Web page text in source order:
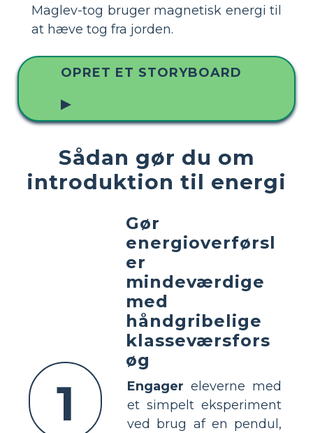
Maglev-tog bruger magnetisk energi til
at hæve tog fra jorden.
OPRET ET STORYBOARD
▶
Sådan gør du om
introduktion til energi
1
Gør
energioverførsl
er
mindeværdige
med
håndgribelige
klasseværsfors
øg
Engager eleverne med
et simpelt eksperiment
ved brug af en pendul,